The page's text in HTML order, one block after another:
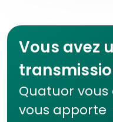
Vous avez
Quatuor
vous apporte